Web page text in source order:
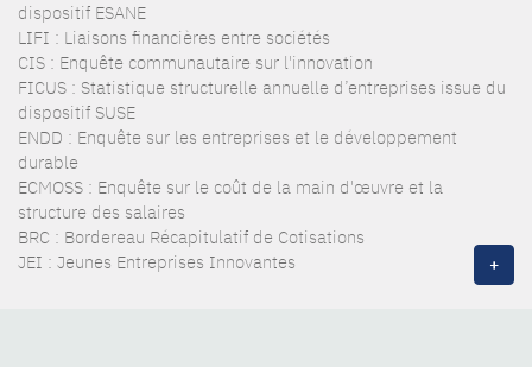
dispositif ESANE
LIFI : Liaisons financières entre sociétés
CIS : Enquête communautaire sur l'innovation
FICUS : Statistique structurelle annuelle d’entreprises issue du
dispositif SUSE
ENDD : Enquête sur les entreprises et le développement
durable
ECMOSS : Enquête sur le coût de la main d'œuvre et la
structure des salaires
BRC : Bordereau Récapitulatif de Cotisations
JEI : Jeunes Entreprises Innovantes
+